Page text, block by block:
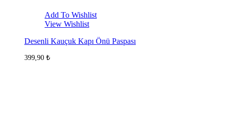
Add To Wishlist
View Wishlist
Desenli Kauçuk Kapı Önü Paspası
399,90 ₺